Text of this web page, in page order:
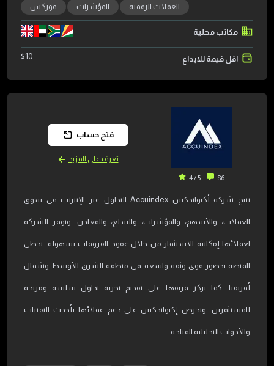
العملات الرقمية
المؤشرات فوركس
مكاتب محلية
اقل قيمة للايداع $10
86
5 / 4
تتيح شركة أكيواندكس Accuindex التداول عبر الإنترنت في سوق
العملات، والأسهم، والمؤشرات، والسلع، والمعادن. وتوفر الشركة
لعملائها إمكانية الاستثمار من خلال عقود الفروقات بسهولة. تحظى
المنصة بحضور قوي وثقة واسعة في منطقة الشرق الأوسط وشمال
أفريقيا. كما يركز فريقها على تقديم تجربة تداول سلسة ومريحة
للمستثمرين. وتحرص إكيواندكس على دعم عملائها بأحدث التقنيات
والأدوات التحليلية المتاحة.
فتح حساب
تعرف على المزيد